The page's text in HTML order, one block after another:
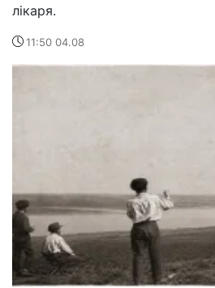
лікаря.
11:50 04.08